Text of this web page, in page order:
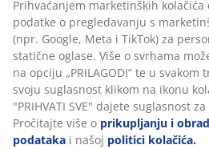
Prihvaćanjem marketinških kolačića
podatke o pregledavanju s
(npr. Google, Meta i TikTok) za
statične oglase. Više o svrhama
na opciju „PRILAGODI“ te u
svoju suglasnost klikom na ikonu
"PRIHVATI SVE" dajete suglasnost
Pročitajte više o prikupljanju i
podataka i našoj politici kolačića.